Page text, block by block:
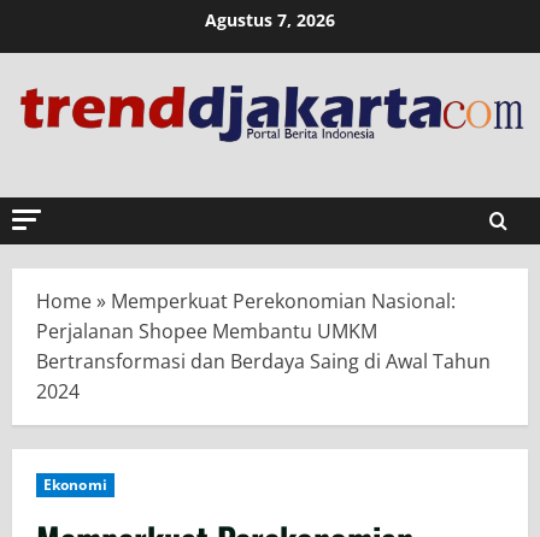
Agustus 7, 2026
Home» Memperkuat Perekonomian Nasional:
Perjalanan Shopee Membantu UMKM
Bertransformasi dan Berdaya Saing di Awal Tahun
2024
Ekonomi